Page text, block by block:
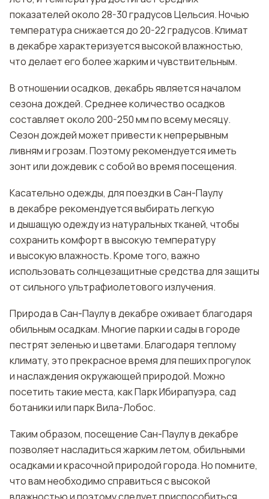
показателей около 28-30 градусов Цельсия. Ночью
температура снижается до 20-22 градусов. Климат
в декабре характеризуется высокой влажностью,
что делает его более жарким и чувствительным.
В отношении осадков, декабрь является началом
сезона дождей. Среднее количество осадков
составляет около 200-250 мм по всему месяцу.
Сезон дождей может привести к непрерывным
ливням и грозам. Поэтому рекомендуется иметь
зонт или дождевик с собой во время посещения.
Касательно одежды, для поездки в Сан-Паулу
в декабре рекомендуется выбирать легкую
и дышащую одежду из натуральных тканей, чтобы
сохранить комфорт в высокую температуру
и высокую влажность. Кроме того, важно
использовать солнцезащитные средства для защиты
от сильного ультрафиолетового излучения.
Природа в Сан-Паулу в декабре оживает благодаря
обильным осадкам. Многие парки и сады в городе
пестрят зеленью и цветами. Благодаря теплому
климату, это прекрасное время для пеших прогулок
и наслаждения окружающей природой. Можно
посетить такие места, как Парк Ибирапуэра, сад
ботаники или парк Вила-Лобос.
Таким образом, посещение Сан-Паулу в декабре
позволяет насладиться жарким летом, обильными
осадками и красочной природой города. Но помните,
что вам необходимо справиться с высокой